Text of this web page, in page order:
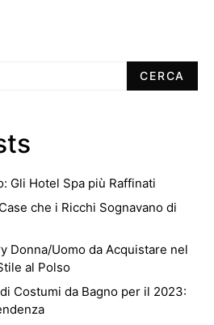
CERCA
Gli Hotel Spa più Raffinati
che i Ricchi Sognavano di
Donna/Uomo da Acquistare nel
al Polso
Costumi da Bagno per il 2023: